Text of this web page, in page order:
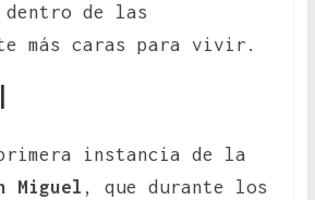
dentro de las
más caras para vivir.
primera instancia de la
Miguel , que durante los